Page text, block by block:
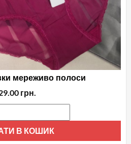
мереживо полоси
грн.
В КОШИК